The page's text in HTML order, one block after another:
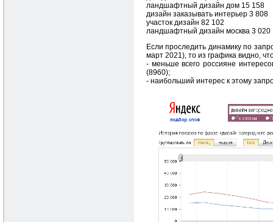
ландшафтный дизайн дом 15 158
дизайн заказывать интерьер 3 808
участок дизайн 82 102
ландшафтный дизайн москва 3 020
Если проследить динамику по
март 2021), то из графика видно,
- меньше всего россияне
(8960);
- наибольший интерес к этому